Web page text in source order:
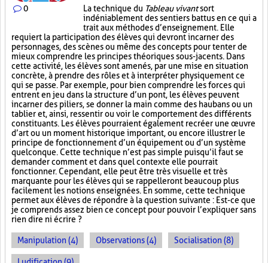
0 La technique du Tableau vivantsort
indéniablement des sentiers battus en ce qui a
trait aux méthodes d’enseignement. Elle
requiert la participation des élèves qui devront incarner des
personnages, des scènes ou même des concepts pour tenter de
mieux comprendre les principes théoriques sous-jacents. Dans
cette activité, les élèves sont amenés, par une mise en situation
concrète, à prendre des rôles et à interpréter physiquement ce
qui se passe. Par exemple, pour bien comprendre les forces qui
entrent en jeu dans la structure d’un pont, les élèves peuvent
incarner des piliers, se donner la main comme des haubans ou un
tablier et, ainsi, ressentir ou voir le comportement des différents
constituants. Les élèves pourraient également recréer une œuvre
d’art ou un moment historique important, ou encore illustrer le
principe de fonctionnement d’un équipement ou d’un système
quelconque. Cette technique n’est pas simple puisqu’il faut se
demander comment et dans quel contexte elle pourrait
fonctionner. Cependant, elle peut être très visuelle et très
marquante pour les élèves qui se rappelleront beaucoup plus
facilement les notions enseignées. En somme, cette technique
permet aux élèves de répondre à la question suivante : Est-ce que
je comprends assez bien ce concept pour pouvoir l’expliquer sans
rien dire ni écrire ?
Manipulation (4) Observations (4) Socialisation (8)